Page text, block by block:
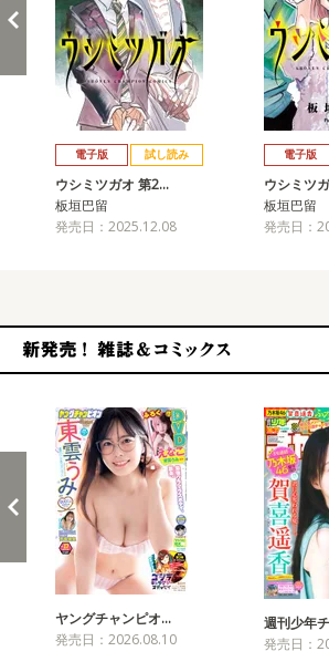
電子版 試し読み
ウシミツガオ 第2…
板垣巴留
発売日：2025.12.08
電子版
ウシミツ
板垣巴留
発売日：
ヤングチャンピオ…
発売日：2026.08.10
週刊少年
発売日：